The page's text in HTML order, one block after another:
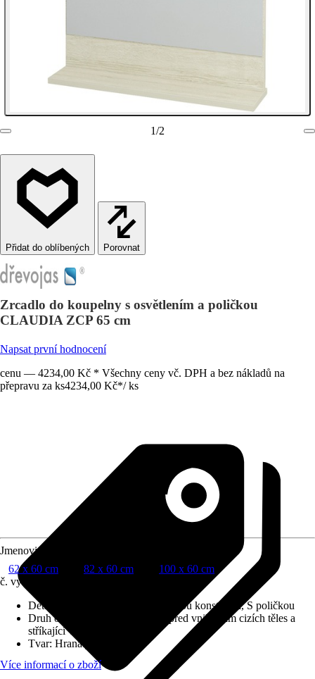
1/2
Porovnat
Zrcadlo do koupelny s osvětlením a poličkou
CLAUDIA ZCP 65 cm
Napsat první hodnocení
cenu — 4234,00 Kč * Všechny ceny vč. DPH a bez nákladů na
přepravu za ks4234,00 Kč*/ ks
Jmenovitý rozměr v cm
62 x 60 cm
82 x 60 cm
100 x 60 cm
č. výrobku
Detaily výrobku
S dřevěnou nosnou konstrukcí, S poličkou
Druh ochrany
IP 44 (chráněno před vniknutím cizích těles a
stříkající vody)
Tvar: Hranatý
Více informací o zboží